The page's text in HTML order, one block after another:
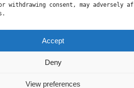
withdrawing consent, may adversely
Accept
Deny
View preferences